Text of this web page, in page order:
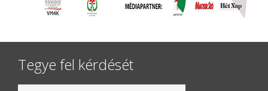
Tegye fel kérdését